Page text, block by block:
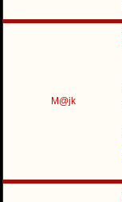
M@jk